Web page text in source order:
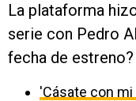
La plataforma
serie con Pedro
fecha de estreno?
'Cásate con